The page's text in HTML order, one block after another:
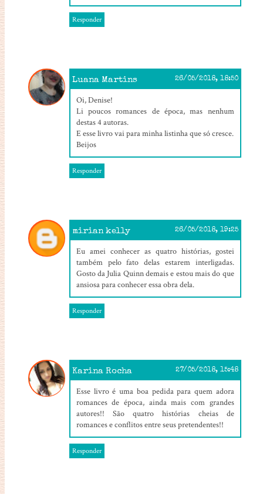
Responder
Luana Martins 26/05/2018, 18:50
Oi, Denise!
Li poucos romances de época, mas nenhum
destas 4 autoras.
E esse livro vai para minha listinha que só cresce.
Beijos
Responder
mirian kelly 26/05/2018, 19:25
Eu amei conhecer as quatro histórias, gostei
também pelo fato delas estarem interligadas.
Gosto da Julia Quinn demais e estou mais do que
ansiosa para conhecer essa obra dela.
Responder
Karina Rocha 27/05/2018, 15:48
Esse livro é uma boa pedida para quem adora
romances de época, ainda mais com grandes
autores!! São quatro histórias cheias de
romances e conflitos entre seus pretendentes!!
Responder